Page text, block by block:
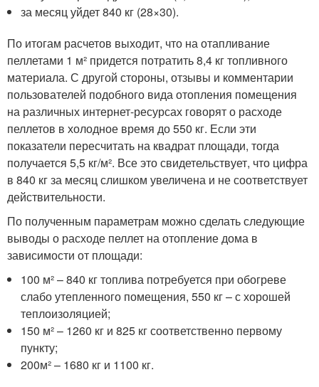
за месяц уйдет 840 кг (28×30).
По итогам расчетов выходит, что на отапливание
пеллетами 1 м² придется потратить 8,4 кг топливного
материала. С другой стороны, отзывы и комментарии
пользователей подобного вида отопления помещения
на различных интернет-ресурсах говорят о расходе
пеллетов в холодное время до 550 кг. Если эти
показатели пересчитать на квадрат площади, тогда
получается 5,5 кг/м². Все это свидетельствует, что цифра
в 840 кг за месяц слишком увеличена и не соответствует
действительности.
По полученным параметрам можно сделать следующие
выводы о расходе пеллет на отопление дома в
зависимости от площади:
100 м² – 840 кг топлива потребуется при обогреве
слабо утепленного помещения, 550 кг – с хорошей
теплоизоляцией;
150 м² – 1260 кг и 825 кг соответственно первому
пункту;
200м² – 1680 кг и 1100 кг.